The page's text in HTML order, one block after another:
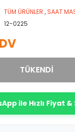
TÜM ÜRÜNLER ,SAAT
12-0225
TÜKENDİ
ile Hızlı Fiyat